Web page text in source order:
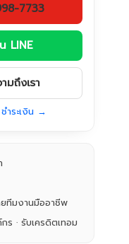
7733
LINE
ถึงเรา
ำระเงิน →
ทีมงานมืออาชีพ
· รับเครดิตเทอม